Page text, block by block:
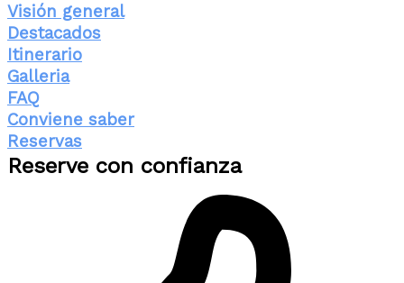
Visión general
Destacados
Itinerario
Galleria
FAQ
Conviene saber
Reservas
Reserve con confianza